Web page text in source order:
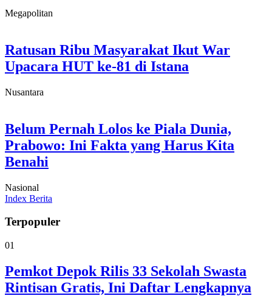
Megapolitan
Ratusan Ribu Masyarakat Ikut War
Upacara HUT ke-81 di Istana
Nusantara
Belum Pernah Lolos ke Piala Dunia,
Prabowo: Ini Fakta yang Harus Kita
Benahi
Nasional
Index Berita
Terpopuler
01
Pemkot Depok Rilis 33 Sekolah Swasta
Rintisan Gratis, Ini Daftar Lengkapnya